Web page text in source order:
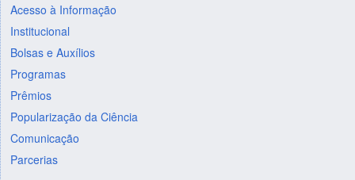
Acesso à Informação
Institucional
Bolsas e Auxílios
Programas
Prêmios
Popularização da Ciência
Comunicação
Parcerias